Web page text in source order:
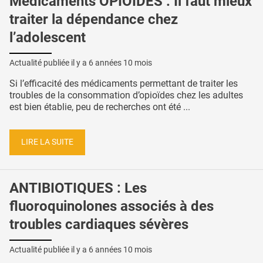
traiter la dépendance chez
l’adolescent
Actualité publiée il y a 6 années 10 mois
Si l’efficacité des médicaments permettant de traiter les
troubles de la consommation d’opioïdes chez les adultes
est bien établie, peu de recherches ont été ...
LIRE LA SUITE
ANTIBIOTIQUES : Les
fluoroquinolones associés à des
troubles cardiaques sévères
Actualité publiée il y a 6 années 10 mois